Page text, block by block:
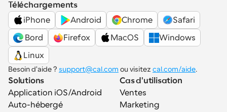
Téléchargements
iPhone
Android Chrome
Safari
Bord
Firefox MacOS
Windows
Linux
Besoin d'aide ? support@cal.com ou visitez cal.com/aide.
Solutions
Application iOS/Android
Auto-hébergé
Cas d'utilisation
Ventes
Marketing